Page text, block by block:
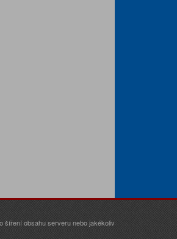
šíření obsahu serveru nebo jakékoliv